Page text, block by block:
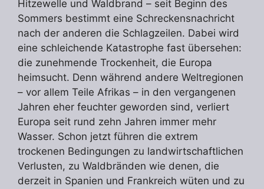
Hitzewelle und Waldbrand – seit Beginn des
Sommers bestimmt eine Schreckensnachricht
nach der anderen die Schlagzeilen. Dabei wird
eine schleichende Katastrophe fast übersehen:
die zunehmende Trockenheit, die Europa
heimsucht. Denn während andere Weltregionen
– vor allem Teile Afrikas – in den vergangenen
Jahren eher feuchter geworden sind, verliert
Europa seit rund zehn Jahren immer mehr
Wasser. Schon jetzt führen die extrem
trockenen Bedingungen zu landwirtschaftlichen
Verlusten, zu Waldbränden wie denen, die
derzeit in Spanien und Frankreich wüten und zu